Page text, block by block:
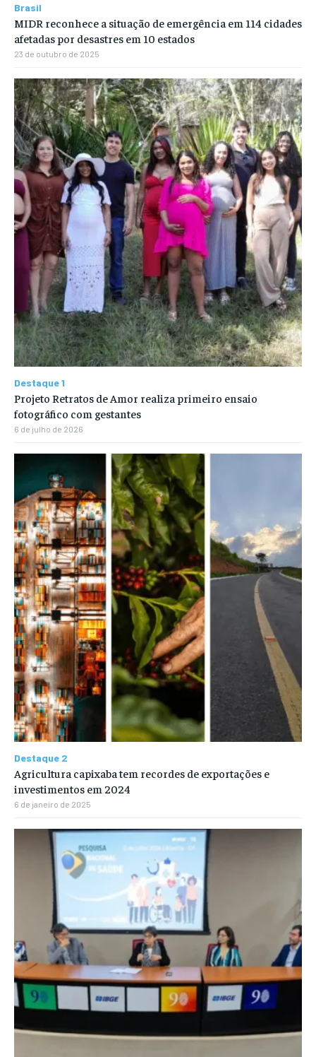
Brasil
MIDR reconhece a situação de emergência em 114 cidades
afetadas por desastres em 10 estados
23 de outubro de 2025
Destaque 1
Projeto Retratos de Amor realiza primeiro ensaio
fotográfico com gestantes
6 de julho de 2026
Destaque 2
Agricultura capixaba tem recordes de exportações e
investimentos em 2024
6 de janeiro de 2025